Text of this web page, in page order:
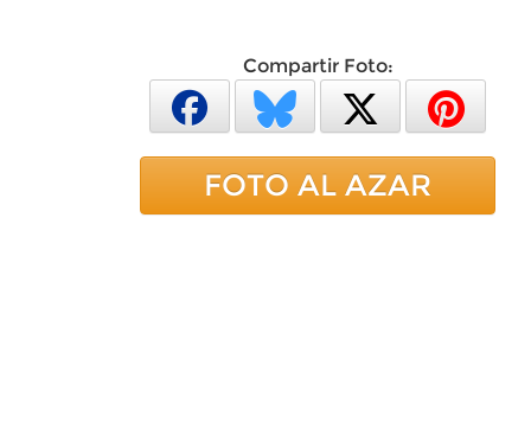
Compartir Foto:
FOTO AL AZAR